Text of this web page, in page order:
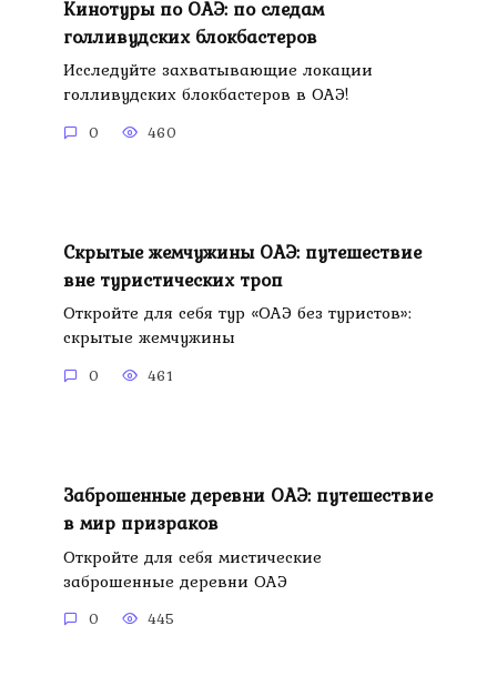
Кинотуры по ОАЭ: по следам
голливудских блокбастеров
Исследуйте захватывающие локации
голливудских блокбастеров в ОАЭ!
0 460
Скрытые жемчужины ОАЭ: путешествие
вне туристических троп
Откройте для себя тур «ОАЭ без туристов»:
скрытые жемчужины
0 461
Заброшенные деревни ОАЭ: путешествие
в мир призраков
Откройте для себя мистические
заброшенные деревни ОАЭ
0 445